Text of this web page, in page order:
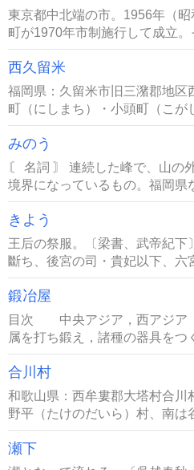
東京都中北端の市。1956年（
町が1970年市制施行して成立。
西久留米
福岡県：久留米市旧三潴郡地区
町（にしまち）・小頭町（こが
みのう
〘 名詞 〙 連続した峰で、山の
境界になっているもの。福岡県
きよう
王后の祭服。〔梁書、武帝紀下
斷ち、後宮の司・貴妃以下、六
鍛冶屋
目次 中央アジア，西ア
属を打ち鍛え，諸種の器具をつ
合川村
和歌山県：西牟婁郡大塔村合川
野平（たけのだいら）村、南は
瀬下